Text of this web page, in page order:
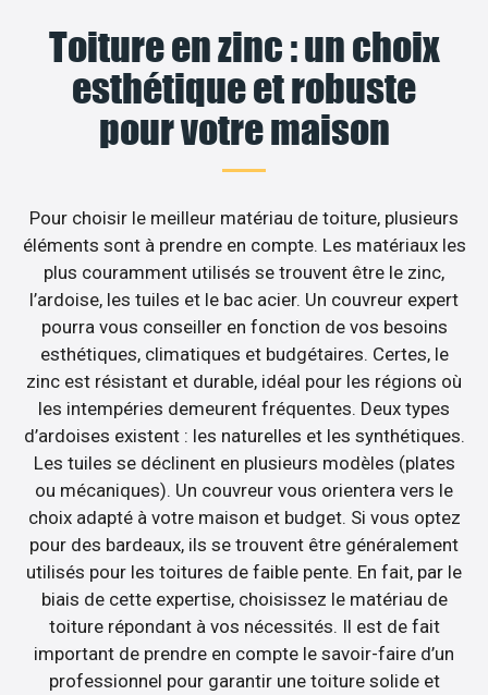
Toiture en zinc : un choix
esthétique et robuste
pour votre maison
Pour choisir le meilleur matériau de toiture, plusieurs
éléments sont à prendre en compte. Les matériaux les
plus couramment utilisés se trouvent être le zinc,
l’ardoise, les tuiles et le bac acier. Un couvreur expert
pourra vous conseiller en fonction de vos besoins
esthétiques, climatiques et budgétaires. Certes, le
zinc est résistant et durable, idéal pour les régions où
les intempéries demeurent fréquentes. Deux types
d’ardoises existent : les naturelles et les synthétiques.
Les tuiles se déclinent en plusieurs modèles (plates
ou mécaniques). Un couvreur vous orientera vers le
choix adapté à votre maison et budget. Si vous optez
pour des bardeaux, ils se trouvent être généralement
utilisés pour les toitures de faible pente. En fait, par le
biais de cette expertise, choisissez le matériau de
toiture répondant à vos nécessités. Il est de fait
important de prendre en compte le savoir-faire d’un
professionnel pour garantir une toiture solide et